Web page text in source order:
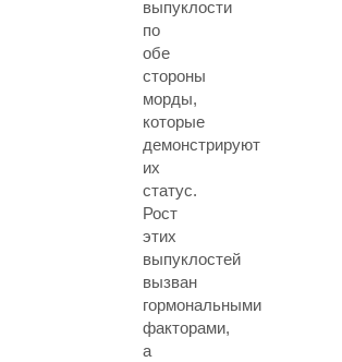
выпуклости
по
обе
стороны
морды,
которые
демонстрируют
их
статус.
Рост
этих
выпуклостей
вызван
гормональными
факторами,
а